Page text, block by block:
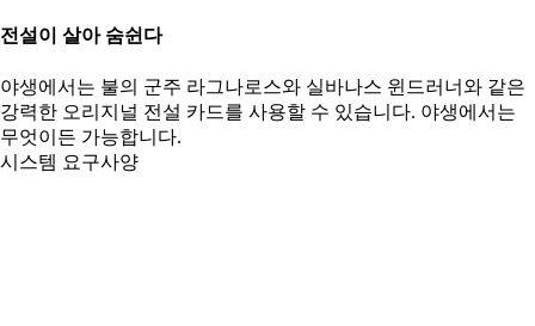
전설이 살아 숨쉰다
야생에서는 불의 군주 라그나로스와 실바나스 윈드러너와 같은
강력한 오리지널 전설 카드를 사용할 수 있습니다. 야생에서는
무엇이든 가능합니다.
시스템 요구사양